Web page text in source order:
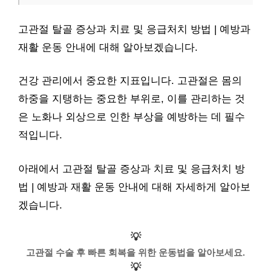
고관절 탈골 증상과 치료 및 응급처치 방법 | 예방과
재활 운동 안내에 대해 알아보겠습니다.
건강 관리에서 중요한 지표입니다. 고관절은 몸의
하중을 지탱하는 중요한 부위로, 이를 관리하는 것
은 노화나 외상으로 인한 부상을 예방하는 데 필수
적입니다.
아래에서 고관절 탈골 증상과 치료 및 응급처치 방
법 | 예방과 재활 운동 안내에 대해 자세하게 알아보
겠습니다.
💡
고관절 수술 후 빠른 회복을 위한 운동법을 알아보세요.
💡